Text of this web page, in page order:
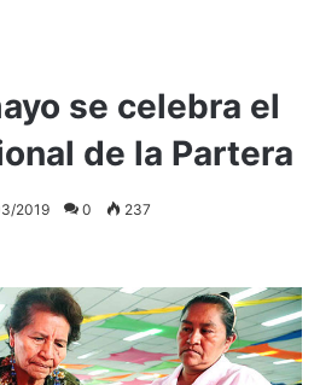
se celebra el
de la Partera
2019 0 237